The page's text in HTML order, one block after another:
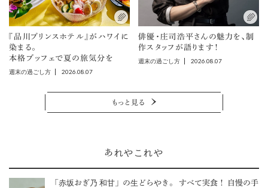
『品川プリンスホテル』がハワイに
染まる。
本格ブッフェで夏の旅気分を
週末の過ごし方 2026.08.07
俳優・庄司浩平さんの魅力を、制
作スタッフが語ります！
週末の過ごし方 2026.08.07
もっと見る
あれやこれや
「赤坂おぎ乃 和甘」の生どらやき。 すべて実食！ 自慢の手